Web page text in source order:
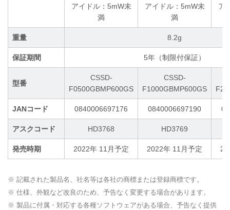
アイドル：5mW未
満
アイドル：5mW未
満
ア
重量 8.2g
保証期間 5年（制限付保証）
型番
CSSD-
F0500GBMP600GS
CSSD-
F1000GBMP600GS
JANコード 0840006697176 0840006697190
アスクコード HD3768 HD3769
発売時期 2022年 11月予定 2022年 11月予定
※ 記載された製品名、社名等は各社の商標または登録商標です。
※ 仕様、外観など改良のため、予告なく変更する場合があります。
※ 製品に付属・対応する各種ソフトウェアがある場合、予告なく提供